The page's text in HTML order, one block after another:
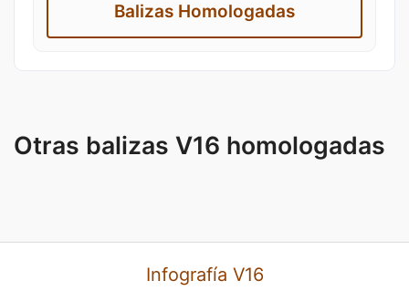
Balizas Homologadas
Otras balizas V16 homologadas
Infografía V16